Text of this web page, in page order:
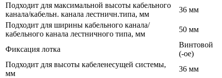
Подходит для максимальной высоты кабельного
канала/кабельн. канала лестничн.типа, мм
36 мм
Подходит для ширины кабельного канала/
кабельного канала лестничного типа, мм
50 мм
Фиксация лотка
Винтовой
(-ое)
Подходит для высоты кабеленесущей системы,
мм
36 мм